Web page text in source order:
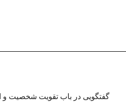
گفتگویی در باب تقویت شخصیت و